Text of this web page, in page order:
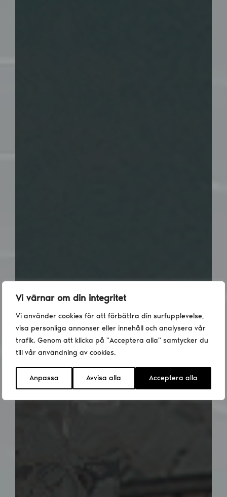
Vi värnar om din integritet
Vi använder cookies för att förbättra din surfupplevelse,
visa personliga annonser eller innehåll och analysera vår
trafik. Genom att klicka på "Acceptera alla" samtycker du
till vår användning av cookies.
Anpassa Avvisa alla Acceptera alla